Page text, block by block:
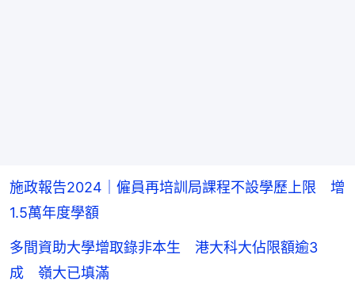
施政報告2024｜僱員再培訓局課程不設學歷上限 增
1.5萬年度學額
多間資助大學增取錄非本生 港大科大佔限額逾3
成 嶺大已填滿